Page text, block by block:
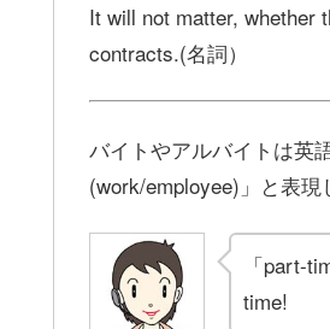
It will not matter, whether
contracts.(名詞）
バイトやアルバイトは英
(work/employee)」と表現
「part-
time!